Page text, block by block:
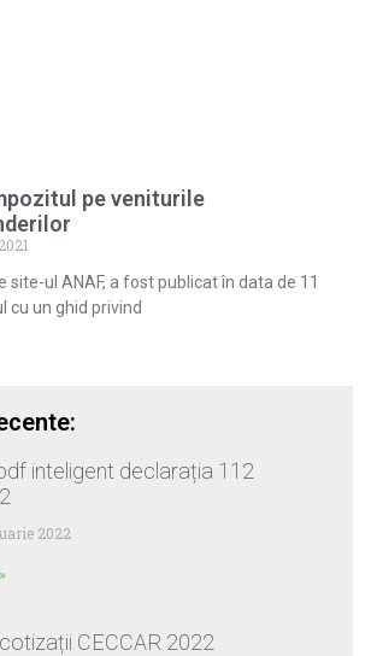
pe veniturile
site-ul ANAF, a fost publicat în data de 11
cu un ghid privind
inteligent declarația 112
2022
CECCAR 2022